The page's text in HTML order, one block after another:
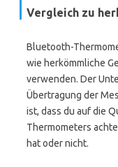
Vergleich zu
Bluetooth-
wie herkömmliche
verwenden. Der
Übertragung der
ist, dass du auf die
Thermometers
hat oder nicht.